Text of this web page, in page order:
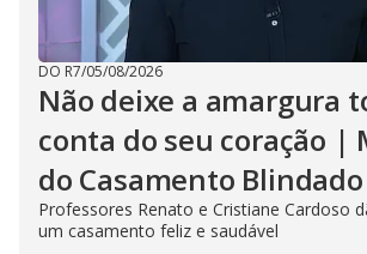
DO R7/05/08/2026
Não deixe a amargura
conta do seu coração |
do Casamento Blindado
Professores Renato e Cristiane Cardoso
um casamento feliz e saudável